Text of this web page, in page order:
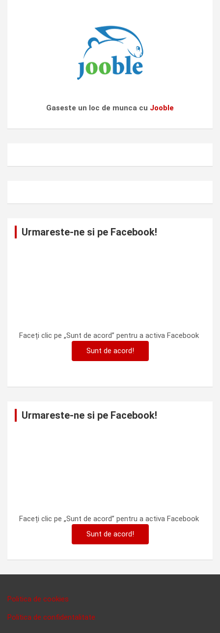
Gaseste un loc de munca cu Jooble
Urmareste-ne si pe Facebook!
Faceți clic pe „Sunt de acord” pentru a activa Facebook
Sunt de acord!
Urmareste-ne si pe Facebook!
Faceți clic pe „Sunt de acord” pentru a activa Facebook
Sunt de acord!
Politica de cookies
Politica de confidentalitate